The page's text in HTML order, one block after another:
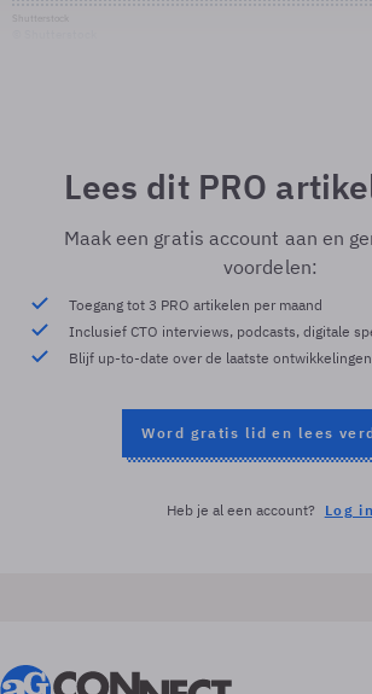
Lees dit PRO
Maak een gratis account aan en
voordelen:
Toegang tot 3 PRO artikelen per maand
Inclusief CTO interviews, podcasts, digitale
Blijf up-to-date over de laatste
Word gratis lid en lees
Heb je al een account? Log in